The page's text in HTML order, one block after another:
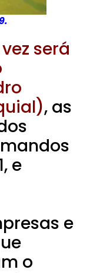
será
, as
e
e
o